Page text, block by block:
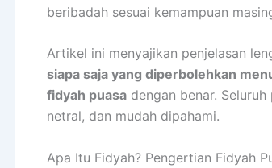
beribadah sesuai kemampuan
Artikel ini menyajikan penjelasan
siapa saja yang diperbolehkan
fidyah puasa dengan benar.
netral, dan mudah dipahami.
Apa Itu Fidyah? Pengertian Fidyah